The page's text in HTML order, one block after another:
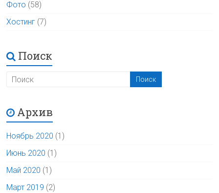
Фото (58)
Хостинг (7)
Поиск
Архив
Ноябрь 2020 (1)
Июнь 2020 (1)
Май 2020 (1)
Март 2019 (2)